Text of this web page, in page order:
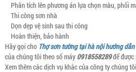
Phân tích lên phương án lựa chọn màu, phối
Thi công sơn nhà
Dọn dẹp vệ sinh sau thi công
Hoàn thiện, bảo hành
Hãy gọi cho Thợ sơn tường tại hà nội hướng
của chúng tôi theo số máy 0918558289để được
Xem thêm các dịch vụ khác của công ty chúng